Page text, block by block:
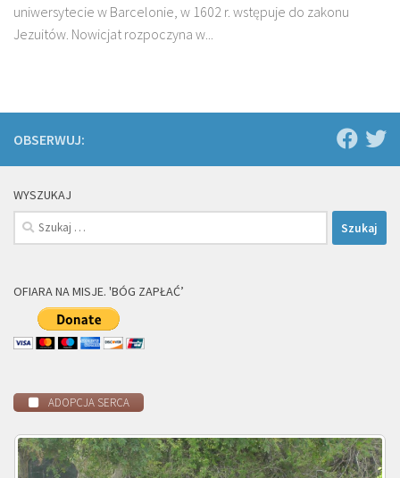
uniwersytecie w Barcelonie, w 1602 r. wstępuje do zakonu
Jezuitów. Nowicjat rozpoczyna w...
OBSERWUJ:
WYSZUKAJ
Szukaj:
OFIARA NA MISJE. 'BÓG ZAPŁAĆ’
ADOPCJA SERCA